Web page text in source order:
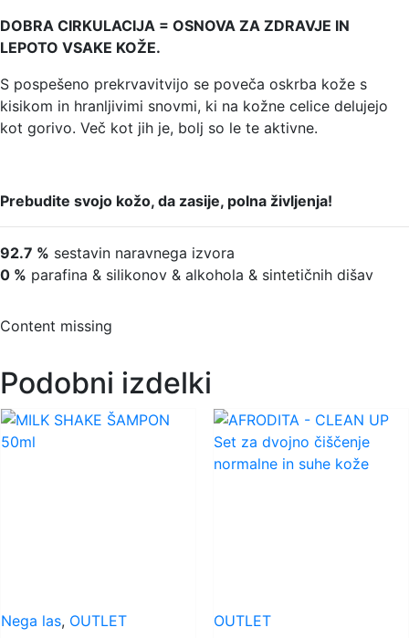
DOBRA CIRKULACIJA = OSNOVA ZA ZDRAVJE IN
LEPOTO VSAKE KOŽE.
S pospešeno prekrvavitvijo se poveča oskrba kože s
kisikom in hranljivimi snovmi, ki na kožne celice delujejo
kot gorivo. Več kot jih je, bolj so le te aktivne.
Prebudite svojo kožo, da zasije, polna življenja!
92.7 % sestavin naravnega izvora
0 % parafina & silikonov & alkohola & sintetičnih dišav
Content missing
Podobni izdelki
Nega las, OUTLET OUTLET